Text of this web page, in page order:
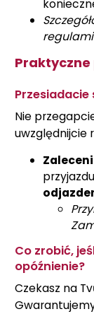
Nie
uwzględnijcie
Co zrobić,
opóźnienie?
Czekasz na